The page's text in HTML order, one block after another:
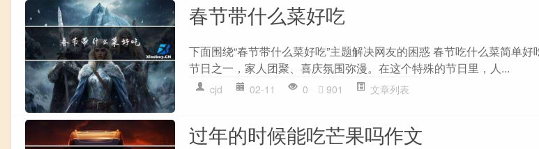
春节带什么菜好吃
下面围绕“春节带什么菜好吃”主题解决网友的困惑 春节吃什么菜简单
节日之一，家人团聚、喜庆氛围弥漫。在这个特殊的节日里，人...
cjd 02-11 0 901 文章列表
过年的时候能吃芒果吗作文